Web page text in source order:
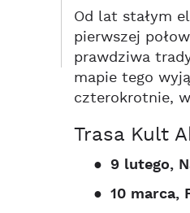
Od lat stałym
pierwszej
prawdziwa
mapie tego
czterokrotnie,
Trasa Kult
● 9 lutego,
● 10 marca,